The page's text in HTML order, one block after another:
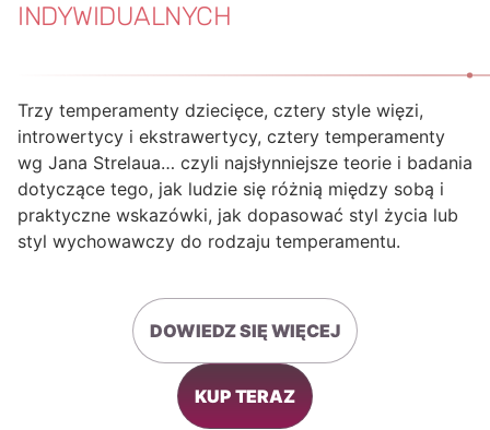
INDYWIDUALNYCH
Trzy temperamenty dziecięce, cztery style więzi,
introwertycy i ekstrawertycy, cztery temperamenty
wg Jana Strelaua… czyli najsłynniejsze teorie i badania
dotyczące tego, jak ludzie się różnią między sobą i
praktyczne wskazówki, jak dopasować styl życia lub
styl wychowawczy do rodzaju temperamentu.
DOWIEDZ SIĘ WIĘCEJ
KUP TERAZ